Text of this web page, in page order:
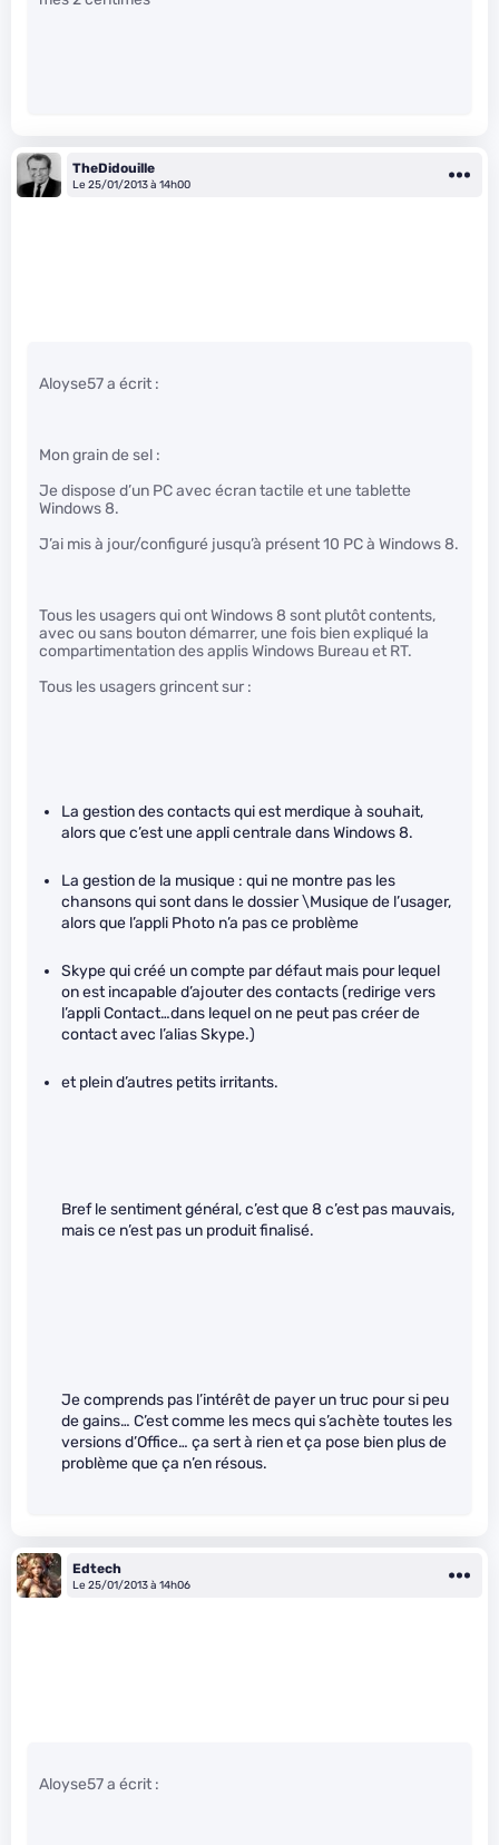
TheDidouille
Le 25/01/2013 à 14h00
Aloyse57 a écrit :
Mon grain de sel :
Je dispose d’un PC avec écran tactile et une tablette
Windows 8.
J’ai mis à jour/configuré jusqu’à présent 10 PC à Windows 8.
Tous les usagers qui ont Windows 8 sont plutôt contents,
avec ou sans bouton démarrer, une fois bien expliqué la
compartimentation des applis Windows Bureau et RT.
Tous les usagers grincent sur :
La gestion des contacts qui est merdique à souhait,
alors que c’est une appli centrale dans Windows 8.
La gestion de la musique : qui ne montre pas les
chansons qui sont dans le dossier \Musique de l’usager,
alors que l’appli Photo n’a pas ce problème
Skype qui créé un compte par défaut mais pour lequel
on est incapable d’ajouter des contacts (redirige vers
l’appli Contact…dans lequel on ne peut pas créer de
contact avec l’alias Skype.)
et plein d’autres petits irritants.
Bref le sentiment général, c’est que 8 c’est pas mauvais,
mais ce n’est pas un produit finalisé.
Je comprends pas l’intérêt de payer un truc pour si peu
de gains… C’est comme les mecs qui s’achète toutes les
versions d’Office… ça sert à rien et ça pose bien plus de
problème que ça n’en résous.
Edtech
Le 25/01/2013 à 14h06
Aloyse57 a écrit :